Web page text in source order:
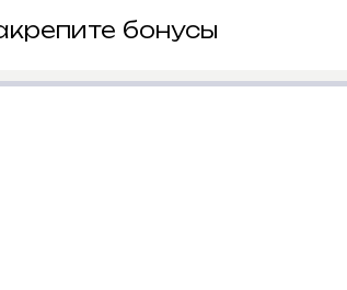
бонусы